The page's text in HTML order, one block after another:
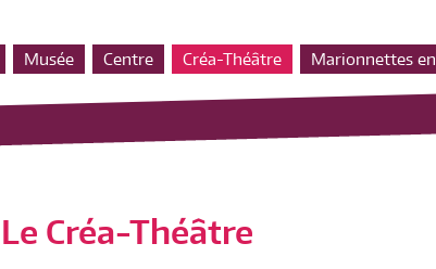
Musée Centre Créa-Théâtre Marionnettes
Le Créa-Théâtre